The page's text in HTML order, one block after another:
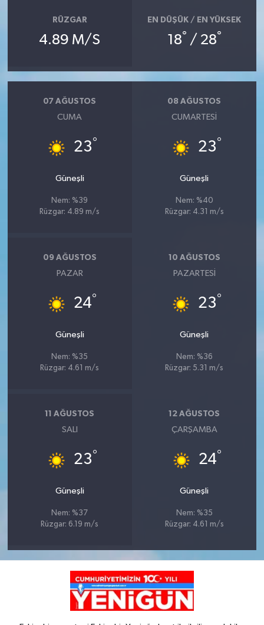
RÜZGAR
4.89 M/S
EN DÜŞÜK / EN YÜKSEK
18° / 28°
07 AĞUSTOS
CUMA
23°
Güneşli
Nem: %39
Rüzgar: 4.89 m/s
08 AĞUSTOS
CUMARTESI
23°
Güneşli
Nem: %40
Rüzgar: 4.31 m/s
09 AĞUSTOS
PAZAR
24°
Güneşli
Nem: %35
Rüzgar: 4.61 m/s
10 AĞUSTOS
PAZARTESI
23°
Güneşli
Nem: %36
Rüzgar: 5.31 m/s
11 AĞUSTOS
SALI
23°
Güneşli
Nem: %37
Rüzgar: 6.19 m/s
12 AĞUSTOS
ÇARŞAMBA
24°
Güneşli
Nem: %35
Rüzgar: 4.61 m/s